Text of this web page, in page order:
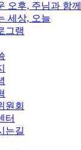
오후, 주님과 함께
세상, 오늘
그램
원회
터
는길